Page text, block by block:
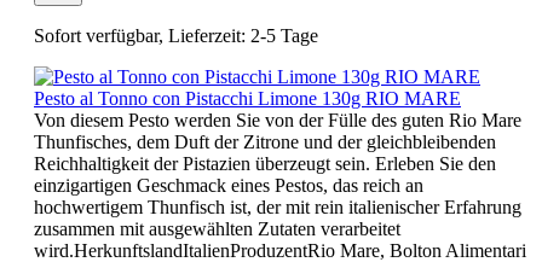
Sofort verfügbar, Lieferzeit: 2-5 Tage
Pesto al Tonno con Pistacchi Limone 130g RIO MARE
Von diesem Pesto werden Sie von der Fülle des guten Rio Mare
Thunfisches, dem Duft der Zitrone und der gleichbleibenden
Reichhaltigkeit der Pistazien überzeugt sein. Erleben Sie den
einzigartigen Geschmack eines Pestos, das reich an
hochwertigem Thunfisch ist, der mit rein italienischer Erfahrung
zusammen mit ausgewählten Zutaten verarbeitet
wird.HerkunftslandItalienProduzentRio Mare, Bolton Alimentari